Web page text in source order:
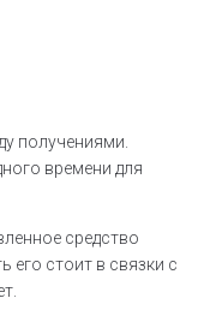
получениями.
времени для
средство
его стоит в связки с